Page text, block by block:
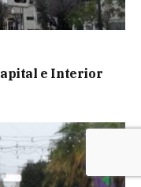
e Interior